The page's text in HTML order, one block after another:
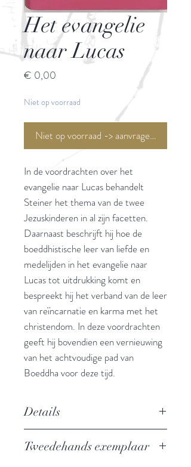
Het evangelie
naar Lucas
€ 0,00
Niet op voorraad
Niet op voorraad -> aanvragen <-
In de voordrachten over het
evangelie naar Lucas behandelt
Steiner het thema van de twee
Jezuskinderen in al zijn facetten.
Daarnaast beschrijft hij hoe de
boeddhistische leer van liefde en
medelijden in het evangelie naar
Lucas tot uitdrukking komt en
bespreekt hij het verband van de leer
van reïncarnatie en karma met het
christendom. In deze voordrachten
geeft hij bovendien een vernieuwing
van het achtvoudige pad van
Boeddha voor deze tijd.
Details
Auteur: Rudolf Steiner
Tweedehands exemplaar